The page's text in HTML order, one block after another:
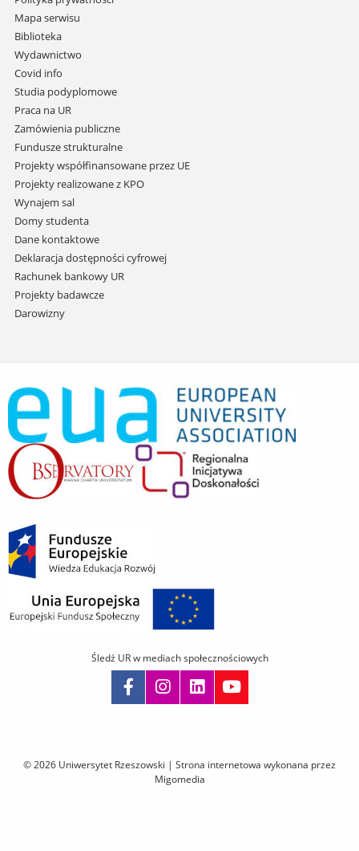
nawigację
i
przejdź
do
treści
Mapa serwisu
Biblioteka
Wydawnictwo
Covid info
Studia podyplomowe
Praca na UR
Zamówienia publiczne
Fundusze strukturalne
Projekty współfinansowane przez UE
Projekty realizowane z KPO
Wynajem sal
Domy studenta
Dane kontaktowe
Deklaracja dostępności cyfrowej
Rachunek bankowy UR
Projekty badawcze
Darowizny
© 2026 Uniwersytet Rzeszowski | Strona internetowa wykonana przez
Migomedia
Śledź UR w mediach społecznościowych
i
przejdź